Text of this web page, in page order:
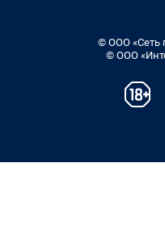
© ООО «Сеть
© ООО